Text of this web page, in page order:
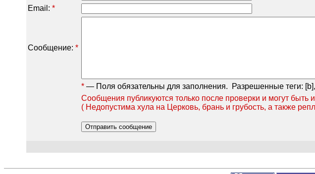
Email: *
Сообщение: *
* — Поля обязательны для заполнения. Разрешенные теги:
Сообщения публикуются только после проверки и могут быть
( Недопустима хула на Церковь, брань и грубость, а также